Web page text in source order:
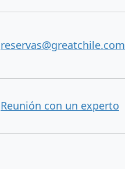
reservas@greatchile.com
Reunión con un experto